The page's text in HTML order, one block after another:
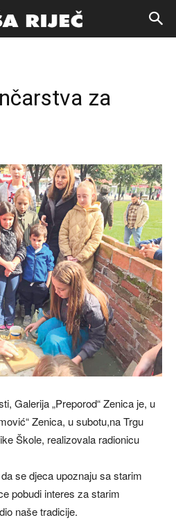
za
Galerija „Preporod“ Zenica je, u
Zenica, u subotu,na Trgu
Škole, realizovala radionicu
se djeca upoznaju sa starim
pobudi interes za starim
naše tradicije.